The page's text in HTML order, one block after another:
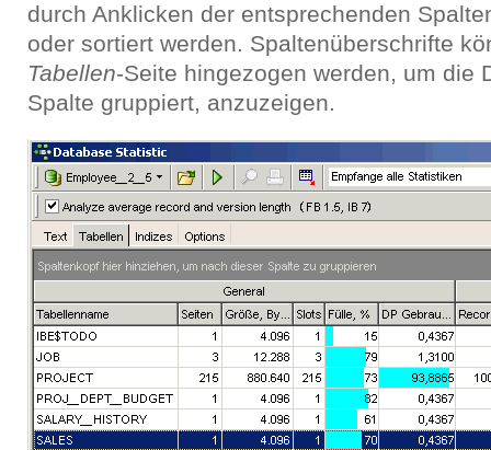
durch Anklicken der entsprechenden
oder sortiert werden. Spaltenüberschrifte
Tabellen-Seite hingezogen werden, um die
Spalte gruppiert, anzuzeigen.